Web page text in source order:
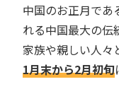
中国のお正月であ
れる中国最大の伝
家族や親しい人々
1月末から2月初旬